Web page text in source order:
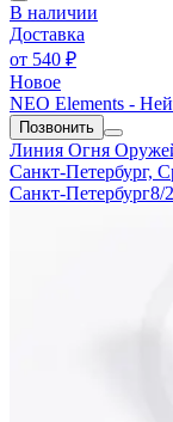
В наличии
Доставка
от 540 ₽
Новое
NEO Elements -
Позвонить
Линия Огня
Санкт-Петербург,
Санкт-Петербург8/